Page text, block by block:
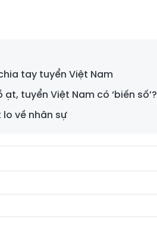
tay tuyển Việt Nam
tuyển Việt Nam có ‘biến số’?
lo về nhân sự